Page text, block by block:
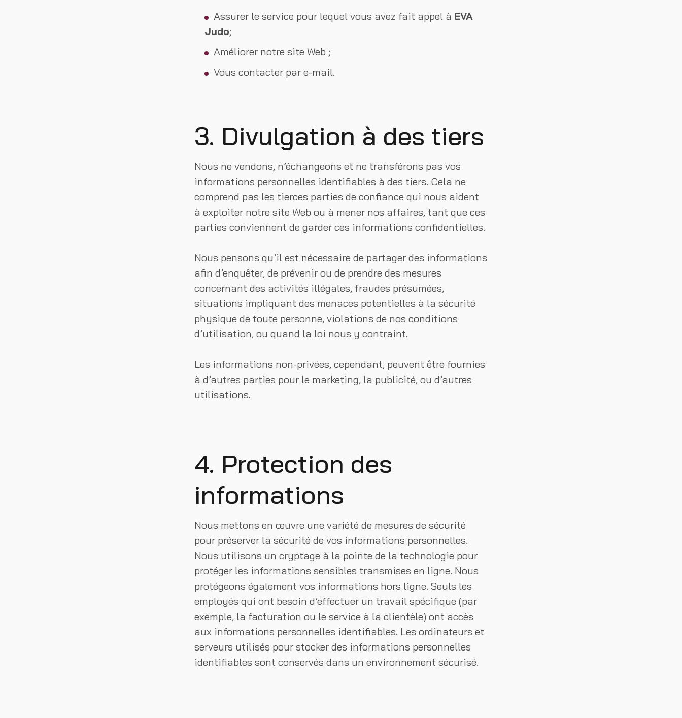
Assurer le service pour lequel vous avez fait appel à EVA
Judo;
Améliorer notre site Web ;
Vous contacter par e-mail.
3. Divulgation à des tiers
Nous ne vendons, n’échangeons et ne transférons pas vos
informations personnelles identifiables à des tiers. Cela ne
comprend pas les tierces parties de confiance qui nous aident
à exploiter notre site Web ou à mener nos affaires, tant que ces
parties conviennent de garder ces informations confidentielles.
Nous pensons qu’il est nécessaire de partager des informations
afin d’enquêter, de prévenir ou de prendre des mesures
concernant des activités illégales, fraudes présumées,
situations impliquant des menaces potentielles à la sécurité
physique de toute personne, violations de nos conditions
d’utilisation, ou quand la loi nous y contraint.
Les informations non-privées, cependant, peuvent être fournies
à d’autres parties pour le marketing, la publicité, ou d’autres
utilisations.
4. Protection des
informations
Nous mettons en œuvre une variété de mesures de sécurité
pour préserver la sécurité de vos informations personnelles.
Nous utilisons un cryptage à la pointe de la technologie pour
protéger les informations sensibles transmises en ligne. Nous
protégeons également vos informations hors ligne. Seuls les
employés qui ont besoin d’effectuer un travail spécifique (par
exemple, la facturation ou le service à la clientèle) ont accès
aux informations personnelles identifiables. Les ordinateurs et
serveurs utilisés pour stocker des informations personnelles
identifiables sont conservés dans un environnement sécurisé.